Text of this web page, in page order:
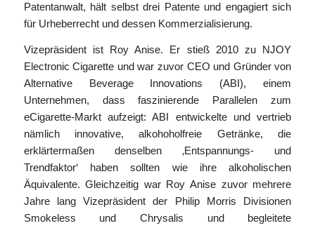
Patentanwalt, hält selbst drei Patente und engagiert sich
für Urheberrecht und dessen Kommerzialisierung.
Vizepräsident ist Roy Anise. Er stieß 2010 zu NJOY
Electronic Cigarette und war zuvor CEO und Gründer von
Alternative Beverage Innovations (ABI), einem
Unternehmen, dass faszinierende Parallelen zum
eCigarette-Markt aufzeigt: ABI entwickelte und vertrieb
nämlich innovative, alkohoholfreie Getränke, die
erklärtermaßen denselben ‚Entspannungs- und
Trendfaktor‘ haben sollten wie ihre alkoholischen
Äquivalente. Gleichzeitig war Roy Anise zuvor mehrere
Jahre lang Vizepräsident der Philip Morris Divisionen
Smokeless und Chrysalis und begleitete